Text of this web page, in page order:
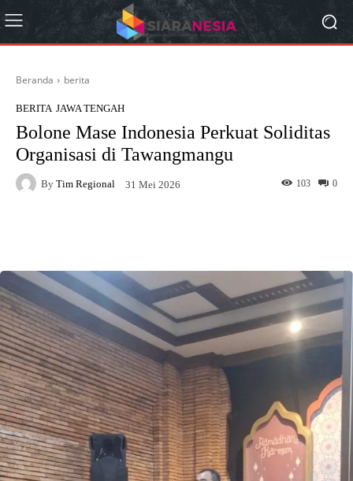
Beranda berita
BERITA JAWA TENGAH
Bolone Mase Indonesia Perkuat Soliditas
Organisasi di Tawangmangu
By Tim Regional 31 Mei 2026 0
103